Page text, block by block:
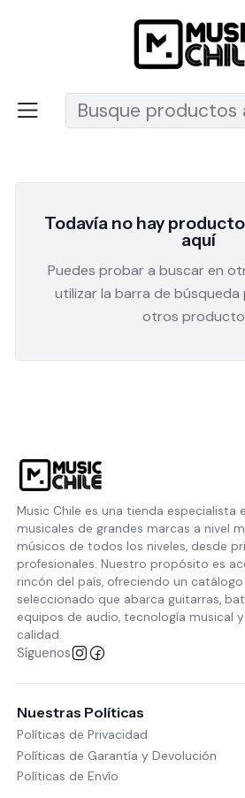
Recuerda que ahora nos puedes
NUX UKELELES
UKELELES KALA
Todavía no hay
aquí
Puedes probar a buscar en
utilizar la barra de
otros
Music Chile es una tienda especialista
musicales de grandes marcas a nivel
músicos de todos los niveles, desde
profesionales. Nuestro propósito es
rincón del país, ofreciendo un
seleccionado que abarca guitarras,
equipos de audio, tecnología musical
calidad.
Síguenos
Nuestras Políticas
Políticas de Privacidad
Políticas de Garantía y Devolución
Políticas de Envío